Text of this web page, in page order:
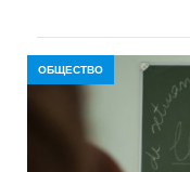
ОБЩЕСТВО